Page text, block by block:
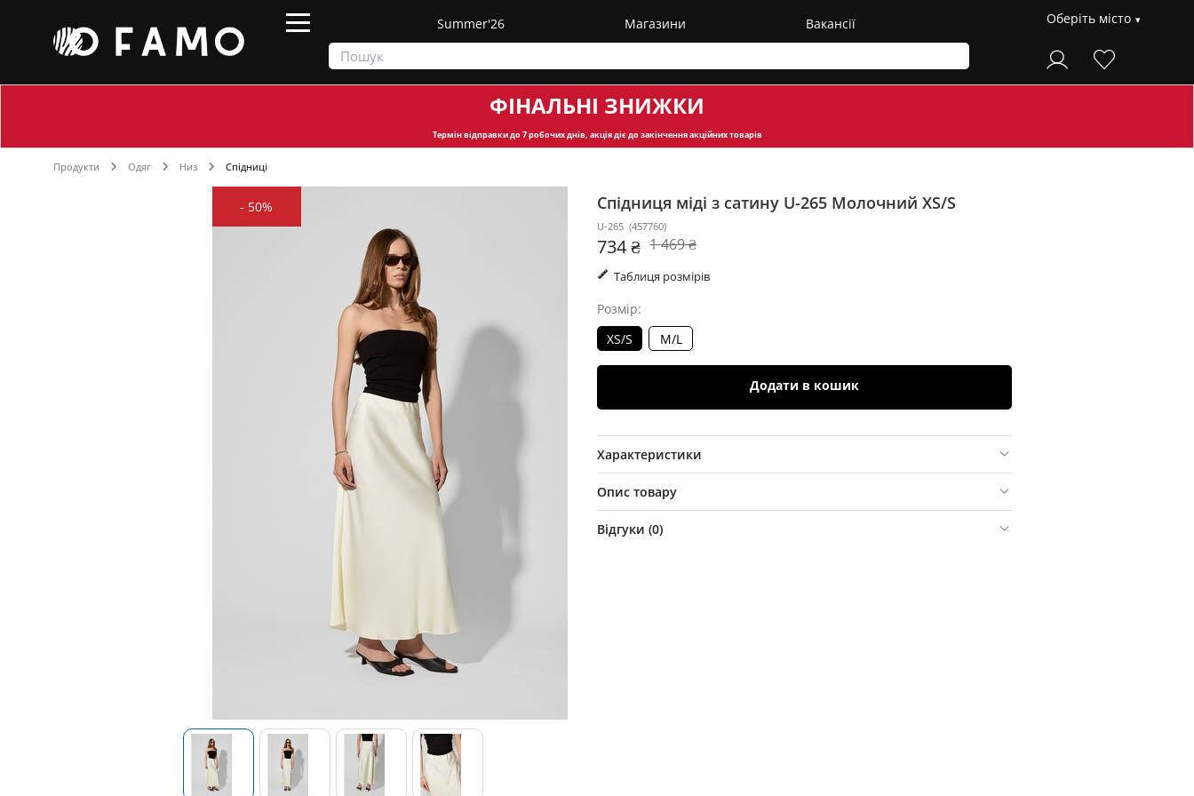
Summer'26 Магазини Вакансії Оберіть місто
ФІНАЛЬНІ ЗНИЖКИ
Термін відправкидо 7 робочих днів, акція діє до закінчення акційних товарів
Продукти Одяг Низ Спідниці
- 50% Спідниця міді з сатину U-265 Молочний XS/S
U-265 (457760)
734 ₴ 1 469 ₴
Таблиця розмірів
Розмір:
XS/S
M/L
Додати в кошик
Характеристики
Опис товару
Відгуки (0)